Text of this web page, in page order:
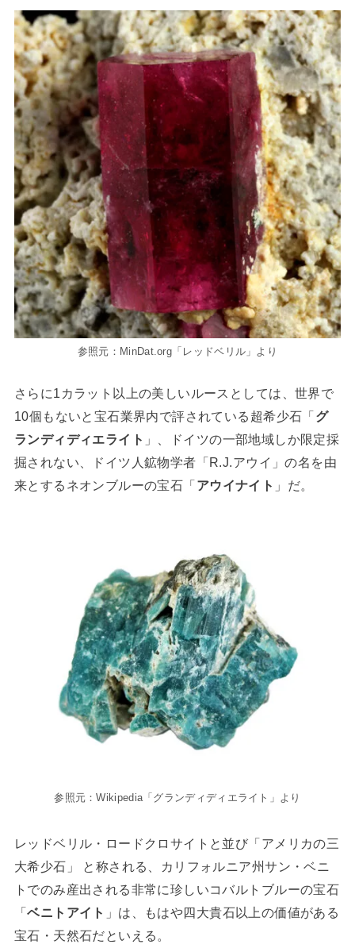
参照元：MinDat.org「レッドベリル」より
さらに1カラット以上の美しいルースとしては、世界で
10個もないと宝石業界内で評されている超希少石「グ
ランディディエライト 」、ドイツの一部地域しか限定採
掘されない、ドイツ人鉱物学者「R.J.アウイ」の名を由
来とするネオンブルーの宝石「アウイナイト 」だ。
参照元：Wikipedia「グランディディエライト」より
レッドベリル・ロードクロサイトと並び「アメリカの三
大希少石」 と称される、カリフォルニア州サン・ベニ
トでのみ産出される非常に珍しいコバルトブルーの宝石
「ベニトアイト 」は、もはや四大貴石以上の価値がある
宝石・天然石だといえる。